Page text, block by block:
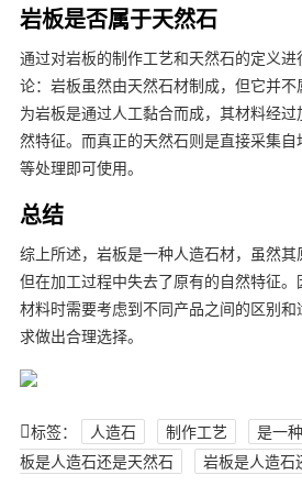
岩板是否属于天然石
通过对岩板的制作工艺和天然石的定义
论：岩板虽然由天然石材制成，但它并
为岩板是通过人工黏合而成，其材料经
然特征。而真正的天然石则是直接采集
等处理即可使用。
总结
综上所述，岩板是一种人造石材，虽然其
但在加工过程中失去了原有的自然特征
材料时需要考虑到不同产品之间的区别
求做出合理选择。
标签： 人造石 制作工艺 是一种
板是人造石还是天然石
岩板是人造石